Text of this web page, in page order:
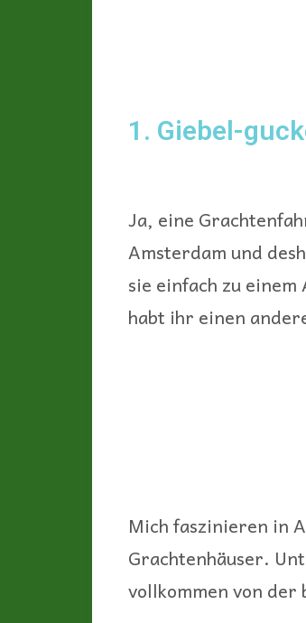
1. Giebel-
Ja, eine
Amsterdam und
sie einfach zu
habt ihr einen
Mich faszinieren in
Grachtenhäuser.
vollkommen von der